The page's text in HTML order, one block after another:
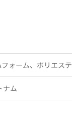
フォーム、ポリエス
ナム